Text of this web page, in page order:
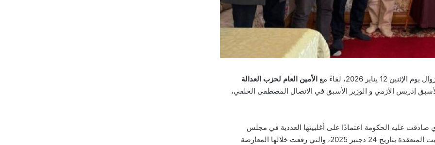
2026، لقاءً مع
الأمين العام لحزب العدالة
الأسبق إدريس الأزمي و الوزير الأسبق في الاتصال المصطفى الخلفي،
خُصص للتداول في مستجدات مشروع القانون رقم 25.26، الذي صادقت عليه الحكومة اعتمادًا على أغلبيتها العددية في مجلس
المستشارين، وسط انسحاب جماعي لفرق المعارضة خلال جلسة التصويت المنعقدة بتاريخ 24 دجنبر 2025، والتي رفعت خلالها المعارضة